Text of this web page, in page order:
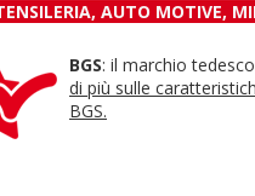
AUTO MOTIVE,
BGS: il marchio
di più sulle
BGS.